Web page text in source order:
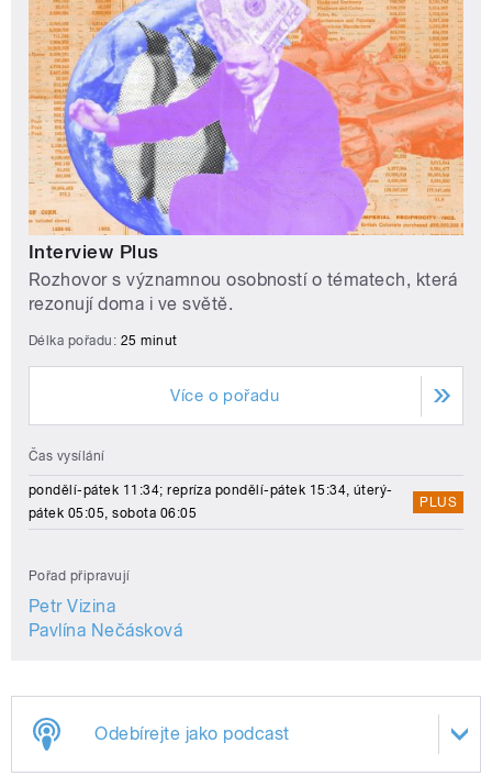
Interview Plus
Rozhovor s významnou osobností o tématech, která
rezonují doma i ve světě.
Délka pořadu: 25 minut
Více o pořadu
Čas vysílání
pondělí-pátek 11:34; repríza pondělí-pátek 15:34, úterý-
pátek 05:05, sobota 06:05
PLUS
Pořad připravují
Petr Vizina
Pavlína Nečásková
Odebírejte jako podcast